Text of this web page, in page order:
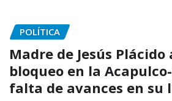
POLÍTICA
Madre de Jesús
bloqueo en la
falta de avances en su